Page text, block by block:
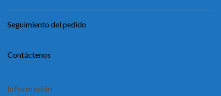
Seguimiento del pedido
Contáctenos
Información